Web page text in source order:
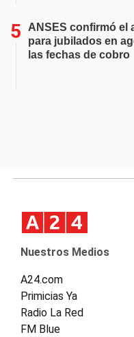
ANSES confirmó el
para jubilados en
las fechas de cobro
Nuestros Medios
A24.com
Primicias Ya
Radio La Red
FM Blue